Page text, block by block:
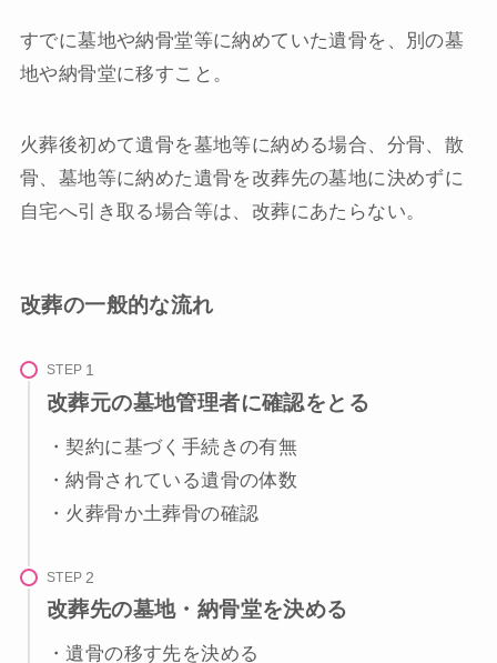
すでに墓地や納骨堂等に納めていた遺骨を、別の墓
地や納骨堂に移すこと。
火葬後初めて遺骨を墓地等に納める場合、分骨、散
骨、墓地等に納めた遺骨を改葬先の墓地に決めずに
自宅へ引き取る場合等は、改葬にあたらない。
改葬の一般的な流れ
STEP
改葬元の墓地管理者に確認をとる
・契約に基づく手続きの有無
・納骨されている遺骨の体数
・火葬骨か土葬骨の確認
STEP
改葬先の墓地・納骨堂を決める
・遺骨の移す先を決める